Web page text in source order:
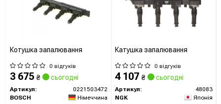
Котушка запалювання
0 відгуків
3 675 ₴ сьогодні
Артикул:
0221503472
BOSCH
Німеччина
Катушка запалювання
0 відгуків
4 107 ₴ сьогодні
Артикул:
48083
NGK
Японія